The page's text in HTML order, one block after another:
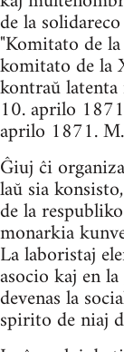
de la
"Komi­tato de
komitato de la
kontraŭ
10. aprilo
aprilo 1871.
Ĝiuj ĉi
laŭ sia
de la
monarkia
La labor­istaj
asocio kaj en
devenas la
spirito de niaj